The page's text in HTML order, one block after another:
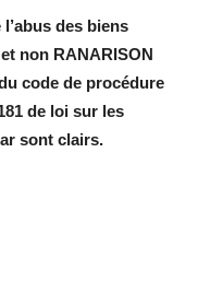
des biens
non RANARISON
code de procédure
de loi sur les
sont clairs.